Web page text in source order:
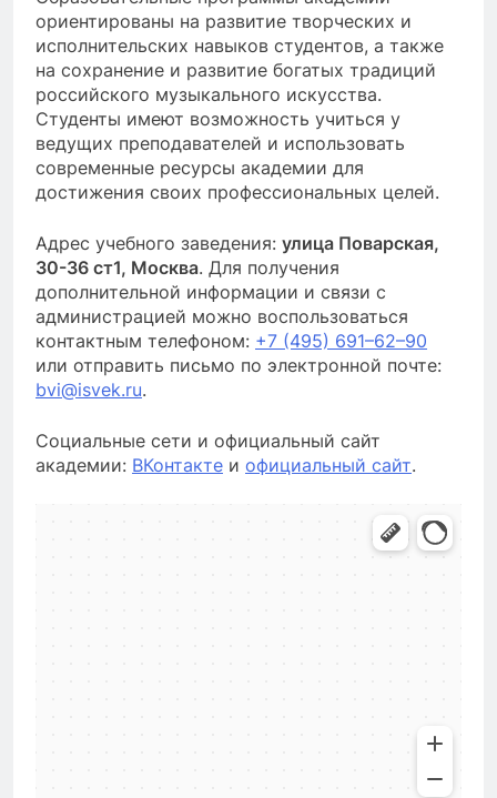
ориентированы на развитие творческих и
исполнительских навыков студентов, а также
на сохранение и развитие богатых традиций
российского музыкального искусства.
Студенты имеют возможность учиться у
ведущих преподавателей и использовать
современные ресурсы академии для
достижения своих профессиональных целей.
Адрес учебного заведения: улица Поварская,
30-36 ст1, Москва. Для получения
дополнительной информации и связи с
администрацией можно воспользоваться
контактным телефоном: +7 (495) 691–62–90
или отправить письмо по электронной почте:
bvi@isvek.ru.
Социальные сети и официальный сайт
академии: ВКонтакте и официальный сайт.